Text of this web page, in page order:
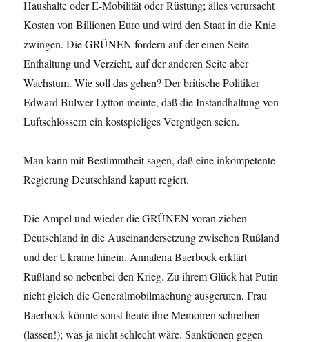
Haushalte oder E-Mobilität oder Rüstung; alles verursacht
Kosten von Billionen Euro und wird den Staat in die Knie
zwingen. Die GRÜNEN fordern auf der einen Seite
Enthaltung und Verzicht, auf der anderen Seite aber
Wachstum. Wie soll das gehen? Der britische Politiker
Edward Bulwer-Lytton meinte, daß die Instandhaltung von
Luftschlössern ein kostspieliges Vergnügen seien.
Man kann mit Bestimmtheit sagen, daß eine inkompetente
Regierung Deutschland kaputt regiert.
Die Ampel und wieder die GRÜNEN voran ziehen
Deutschland in die Auseinandersetzung zwischen Rußland
und der Ukraine hinein. Annalena Baerbock erklärt
Rußland so nebenbei den Krieg. Zu ihrem Glück hat Putin
nicht gleich die Generalmobilmachung ausgerufen, Frau
Baerbock könnte sonst heute ihre Memoiren schreiben
(lassen!); was ja nicht schlecht wäre. Sanktionen gegen